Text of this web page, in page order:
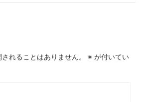
れることはありません。 ※ が付いてい